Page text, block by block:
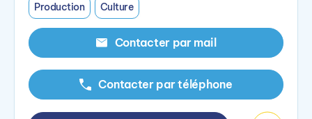
Production
Culture
Contacter par mail
Contacter par téléphone